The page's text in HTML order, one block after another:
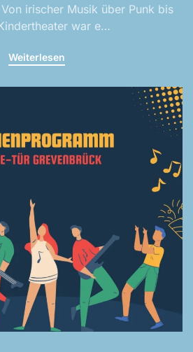
irischer Musik über Punk bis
war e…
Weiterlesen